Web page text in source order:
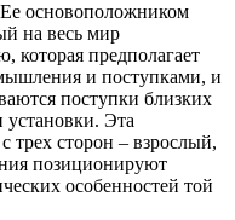
Ее основоположником
на весь мир
которая предполагает
и поступками, и
поступки близких
Эта
трех сторон – взрослый,
позиционируют
особенностей той